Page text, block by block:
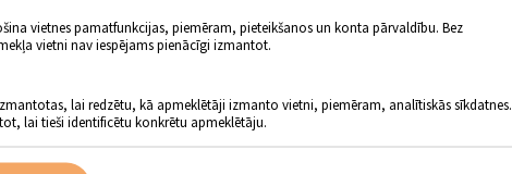
vietnes pamatfunkcijas, piemēram, pieteikšanos un konta pārvaldību. Bez
vietni nav iespējams pienācīgi izmantot.
lai redzētu, kā apmeklētāji izmanto vietni, piemēram, analītiskās sīkdatnes.
lai tieši identificētu konkrētu apmeklētāju.